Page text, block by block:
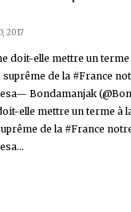
2017
doit-elle mettre un
de la #France
Bondamanjak
elle mettre un terme à
de la #France